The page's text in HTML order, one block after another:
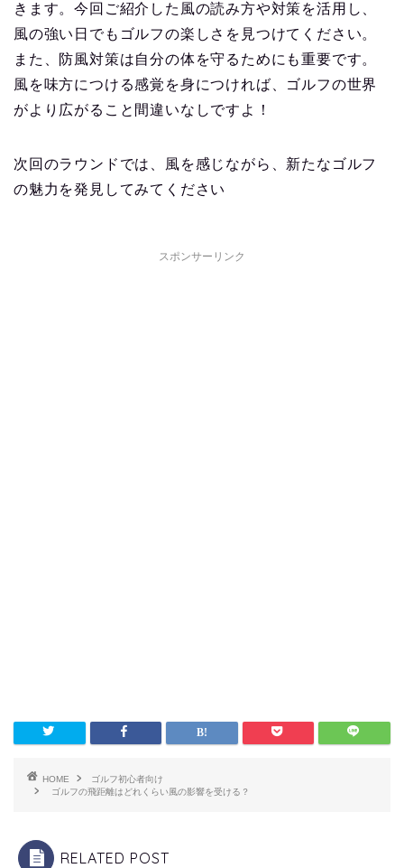
きます。今回ご紹介した風の読み方や対策を活用し、
風の強い日でもゴルフの楽しさを見つけてください。
また、防風対策は自分の体を守るためにも重要です。
風を味方につける感覚を身につければ、ゴルフの世界
がより広がること間違いなしですよ！
次回のラウンドでは、風を感じながら、新たなゴルフ
の魅力を発見してみてください
スポンサーリンク
HOME
ゴルフ初心者向け
ゴルフの飛距離はどれくらい風の影響を受ける？
RELATED POST